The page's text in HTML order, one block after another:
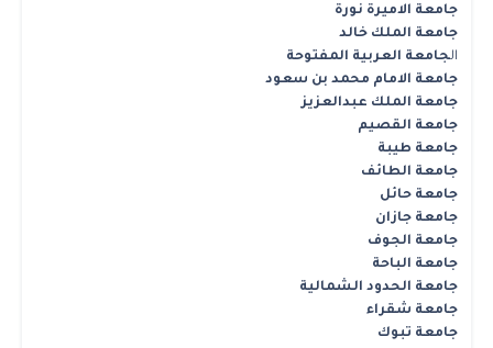
جامعة الاميرة نورة
جامعة الملك خالد
الجامعة العربية المفتوحة
جامعة الامام محمد بن سعود
جامعة الملك عبدالعزيز
جامعة القصيم
جامعة طيبة
جامعة الطائف
جامعة حائل
جامعة جازان
جامعة الجوف
جامعة الباحة
جامعة الحدود الشمالية
جامعة شقراء
جامعة تبوك